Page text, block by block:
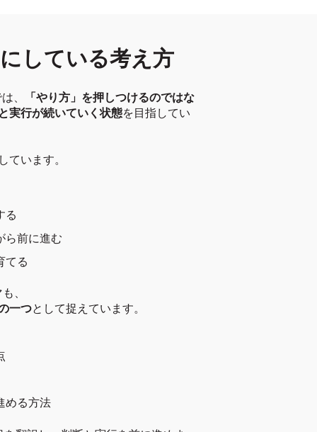
している考え方
、
「やり方」を押しつけるのではな
実行が続いていく状態を目指してい
ています。
る
ら前に進む
てる
、
一つとして捉えています。
める方法